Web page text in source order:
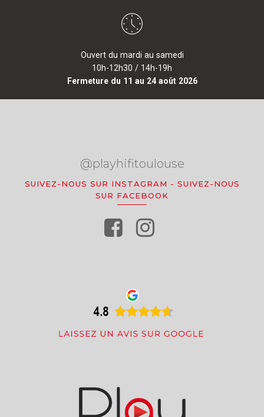
Ouvert du mardi au samedi
10h-12h30 / 14h-19h
Fermeture du 11 au 24 août 2026
@playhifitoulouse
SUIVEZ-NOUS SUR INSTAGRAM - SUIVEZ-NOUS
SUR FACEBOOK